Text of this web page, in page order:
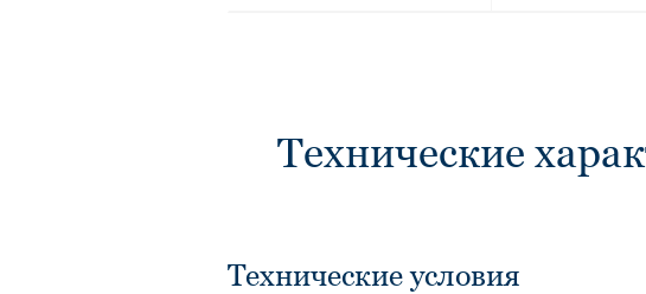
Технические
Технические условия